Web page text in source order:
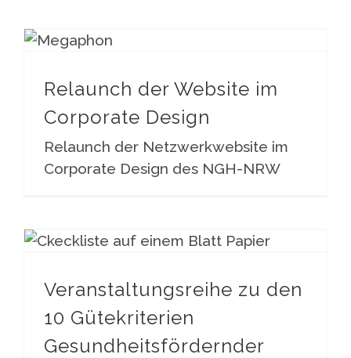
Relaunch der Website im
Corporate Design
Relaunch der Netzwerkwebsite im
Corporate Design des NGH-NRW
Veranstaltungsreihe zu den
10 Gütekriterien
Gesundheitsfördernder